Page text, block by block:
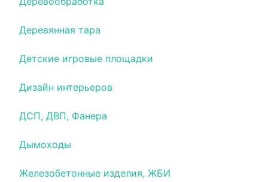
Деревянная тара
Детские игровые площадки
Дизайн интерьеров
ДСП, ДВП, Фанера
Дымоходы
Железобетонные изделия, ЖБИ